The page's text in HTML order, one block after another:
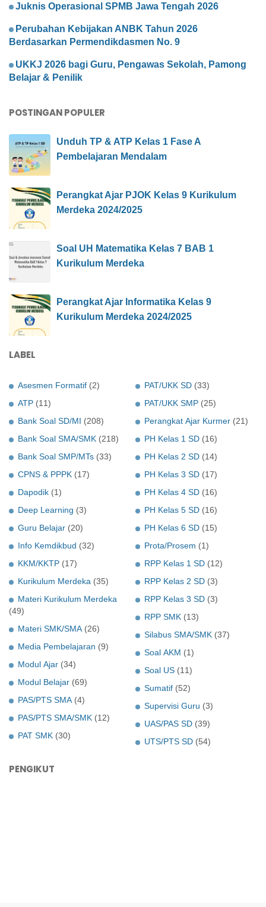
Juknis Operasional SPMB Jawa Tengah 2026
Perubahan Kebijakan ANBK Tahun 2026
Berdasarkan Permendikdasmen No. 9
UKKJ 2026 bagi Guru, Pengawas Sekolah, Pamong
Belajar & Penilik
POSTINGAN POPULER
Unduh TP & ATP Kelas 1 Fase A
Pembelajaran Mendalam
Perangkat Ajar PJOK Kelas 9 Kurikulum
Merdeka 2024/2025
Soal UH Matematika Kelas 7 BAB 1
Kurikulum Merdeka
Perangkat Ajar Informatika Kelas 9
Kurikulum Merdeka 2024/2025
LABEL
Asesmen Formatif (2)
ATP (11)
Bank Soal SD/MI (208)
Bank Soal SMA/SMK (218)
Bank Soal SMP/MTs (33)
CPNS & PPPK (17)
Dapodik (1)
Deep Learning (3)
Guru Belajar (20)
Info Kemdikbud (32)
KKM/KKTP (17)
Kurikulum Merdeka (35)
Materi Kurikulum Merdeka
(49)
Materi SMK/SMA (26)
Media Pembelajaran (9)
Modul Ajar (34)
Modul Belajar (69)
PAS/PTS SMA (4)
PAS/PTS SMA/SMK (12)
PAT SMK (30)
PAT/UKK SD (33)
PAT/UKK SMP (25)
Perangkat Ajar Kurmer (21)
PH Kelas 1 SD (16)
PH Kelas 2 SD (14)
PH Kelas 3 SD (17)
PH Kelas 4 SD (16)
PH Kelas 5 SD (16)
PH Kelas 6 SD (15)
Prota/Prosem (1)
RPP Kelas 1 SD (12)
RPP Kelas 2 SD (3)
RPP Kelas 3 SD (3)
RPP SMK (13)
Silabus SMA/SMK (37)
Soal AKM (1)
Soal US (11)
Sumatif (52)
Supervisi Guru (3)
UAS/PAS SD (39)
UTS/PTS SD (54)
PENGIKUT